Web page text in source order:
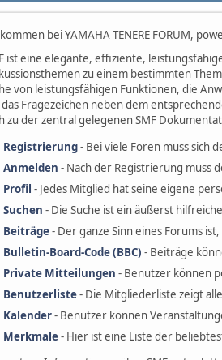
bei YAMAHA TENERE FORUM,
ist eine elegante, effiziente,
zu einem bestimmten
von leistungsfähigen Funktionen, die
Fragezeichen neben dem
zu der zentral gelegenen SMF
Registrierung- Bei viele Foren muss sich
Anmelden - Nach der Registrierung muss
Profil - Jedes Mitglied hat seine eigene
Suchen - Die Suche ist ein äußerst
Beiträge- Der ganze Sinn eines Forums
Bulletin-Board-Code (BBC) - Beiträge
Private Mitteilungen - Benutzer können
Benutzerliste- Die Mitgliederliste zeigt
Kalender- Benutzer können
Merkmale- Hier ist eine Liste der